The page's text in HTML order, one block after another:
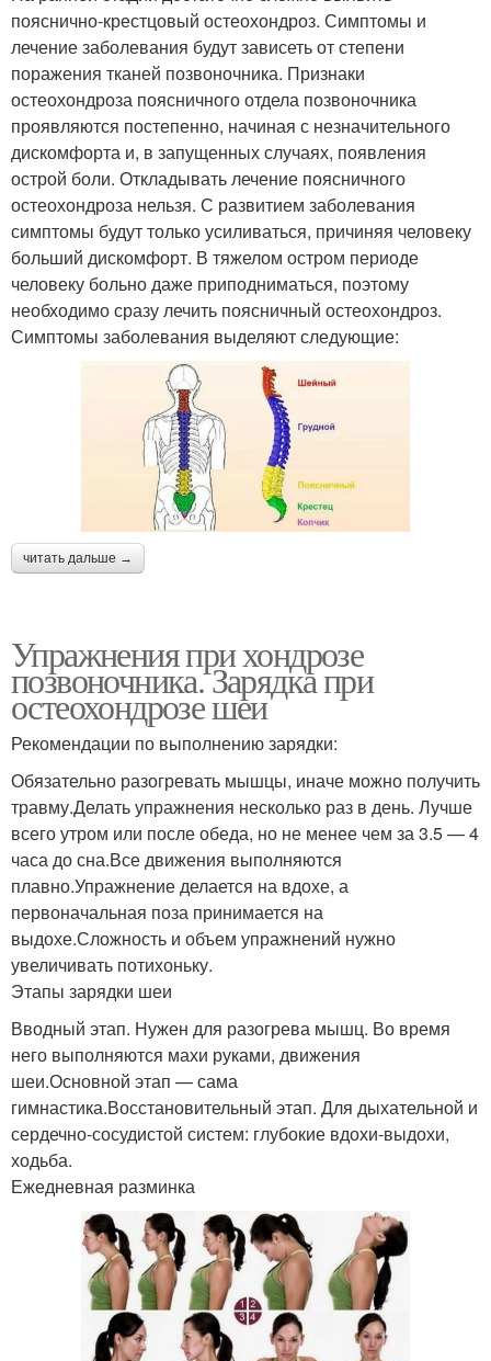
пояснично-крестцовый остеохондроз. Симптомы и
лечение заболевания будут зависеть от степени
поражения тканей позвоночника. Признаки
остеохондроза поясничного отдела позвоночника
проявляются постепенно, начиная с незначительного
дискомфорта и, в запущенных случаях, появления
острой боли. Откладывать лечение поясничного
остеохондроза нельзя. С развитием заболевания
симптомы будут только усиливаться, причиняя человеку
больший дискомфорт. В тяжелом остром периоде
человеку больно даже приподниматься, поэтому
необходимо сразу лечить поясничный остеохондроз.
Симптомы заболевания выделяют следующие:
читать дальше →
Упражнения при хондрозе
позвоночника. Зарядка при
остеохондрозе шеи
Рекомендации по выполнению зарядки:
Обязательно разогревать мышцы, иначе можно получить
травму.Делать упражнения несколько раз в день. Лучше
всего утром или после обеда, но не менее чем за 3.5 — 4
часа до сна.Все движения выполняются
плавно.Упражнение делается на вдохе, а
первоначальная поза принимается на
выдохе.Сложность и объем упражнений нужно
увеличивать потихоньку.
Этапы зарядки шеи
Вводный этап. Нужен для разогрева мышц. Во время
него выполняются махи руками, движения
шеи.Основной этап — сама
гимнастика.Восстановительный этап. Для дыхательной и
сердечно-сосудистой систем: глубокие вдохи-выдохи,
ходьба.
Ежедневная разминка